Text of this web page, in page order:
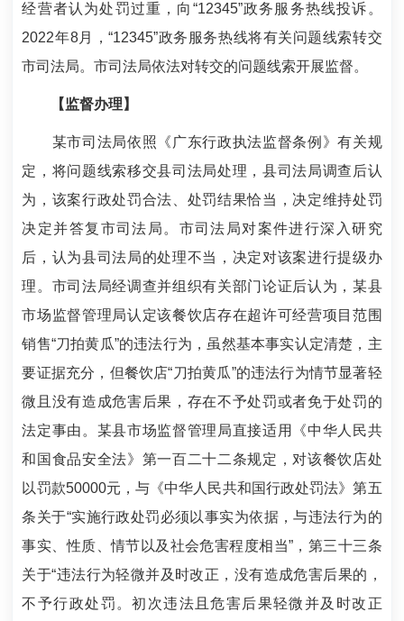
经营者认为处罚过重，向“12345”政务服务热线投诉。
2022年8月，“12345”政务服务热线将有关问题线索转交
市司法局。市司法局依法对转交的问题线索开展监督。
【监督办理】
某市司法局依照《广东行政执法监督条例》有关规
定，将问题线索移交县司法局处理，县司法局调查后认
为，该案行政处罚合法、处罚结果恰当，决定维持处罚
决定并答复市司法局。市司法局对案件进行深入研究
后，认为县司法局的处理不当，决定对该案进行提级办
理。市司法局经调查并组织有关部门论证后认为，某县
市场监督管理局认定该餐饮店存在超许可经营项目范围
销售“刀拍黄瓜”的违法行为，虽然基本事实认定清楚，主
要证据充分，但餐饮店“刀拍黄瓜”的违法行为情节显著轻
微且没有造成危害后果，存在不予处罚或者免于处罚的
法定事由。某县市场监督管理局直接适用《中华人民共
和国食品安全法》第一百二十二条规定，对该餐饮店处
以罚款50000元，与《中华人民共和国行政处罚法》第五
条关于“实施行政处罚必须以事实为依据，与违法行为的
事实、性质、情节以及社会危害程度相当”，第三十三条
关于“违法行为轻微并及时改正，没有造成危害后果的，
不予行政处罚。初次违法且危害后果轻微并及时改正